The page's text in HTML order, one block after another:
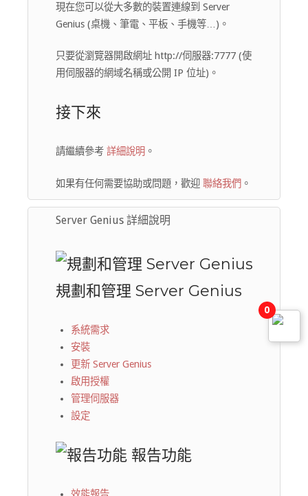
現在您可以從大多數的裝置連線到 Server
Genius (桌機、筆電、平板、手機等…)。
只要從瀏覽器開啟網址 http://伺服器:7777 (使
用伺服器的網域名稱或公開 IP 位址)。
接下來
請繼續參考 詳細說明 。
如果有任何需要協助或問題，歡迎 聯絡我們 。
Server Genius 詳細說明
規劃和管理 Server Genius
系統需求
安裝
更新 Server Genius
啟用授權
管理伺服器
設定
報告功能
效能報告
0